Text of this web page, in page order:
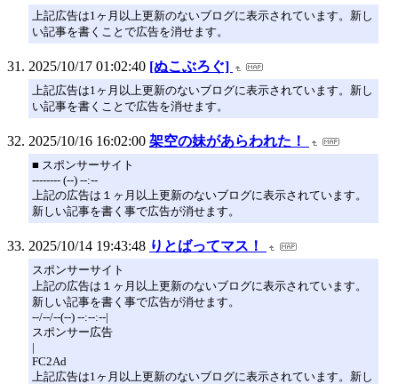
上記広告は1ヶ月以上更新のないブログに表示されています。新し
い記事を書くことで広告を消せます。
2025/10/17 01:02:40 [ぬこぶろぐ]
上記広告は1ヶ月以上更新のないブログに表示されています。新し
い記事を書くことで広告を消せます。
2025/10/16 16:02:00 架空の妹があらわれた！
■ スポンサーサイト
-------- (--) --:--
上記の広告は１ヶ月以上更新のないブログに表示されています。
新しい記事を書く事で広告が消せます。
2025/10/14 19:43:48 りとばってマス！
スポンサーサイト
上記の広告は１ヶ月以上更新のないブログに表示されています。
新しい記事を書く事で広告が消せます。
--/--/--(--) --:--:--|
スポンサー広告
|
FC2Ad
上記広告は1ヶ月以上更新のないブログに表示されています。新し